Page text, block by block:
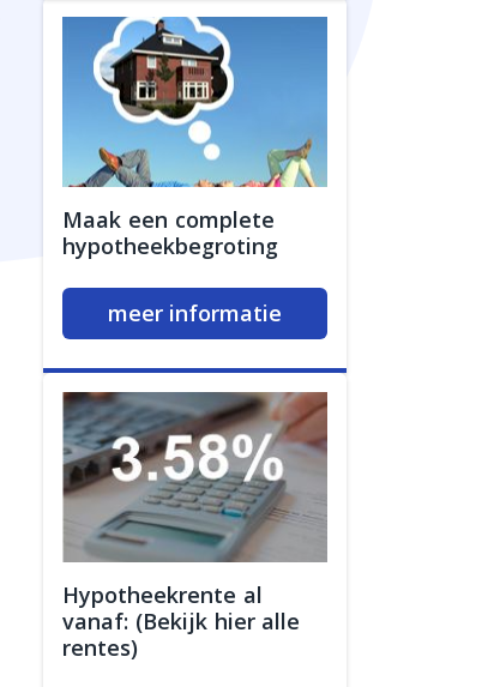
Maak een complete
hypotheekbegroting
meer informatie
Hypotheekrente al
vanaf: (Bekijk hier alle
rentes)